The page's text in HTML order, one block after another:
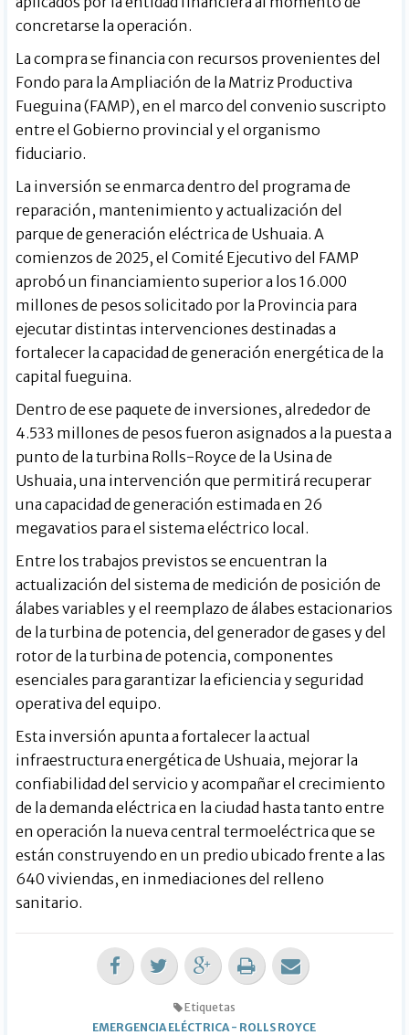
concretarse la operación.
La compra se financia con recursos provenientes del
Fondo para la Ampliación de la Matriz Productiva
Fueguina (FAMP), en el marco del convenio suscripto
entre el Gobierno provincial y el organismo
fiduciario.
La inversión se enmarca dentro del programa de
reparación, mantenimiento y actualización del
parque de generación eléctrica de Ushuaia. A
comienzos de 2025, el Comité Ejecutivo del FAMP
aprobó un financiamiento superior a los 16.000
millones de pesos solicitado por la Provincia para
ejecutar distintas intervenciones destinadas a
fortalecer la capacidad de generación energética de la
capital fueguina.
Dentro de ese paquete de inversiones, alrededor de
4.533 millones de pesos fueron asignados a la puesta a
punto de la turbina Rolls-Royce de la Usina de
Ushuaia, una intervención que permitirá recuperar
una capacidad de generación estimada en 26
megavatios para el sistema eléctrico local.
Entre los trabajos previstos se encuentran la
actualización del sistema de medición de posición de
álabes variables y el reemplazo de álabes estacionarios
de la turbina de potencia, del generador de gases y del
rotor de la turbina de potencia, componentes
esenciales para garantizar la eficiencia y seguridad
operativa del equipo.
Esta inversión apunta a fortalecer la actual
infraestructura energética de Ushuaia, mejorar la
confiabilidad del servicio y acompañar el crecimiento
de la demanda eléctrica en la ciudad hasta tanto entre
en operación la nueva central termoeléctrica que se
están construyendo en un predio ubicado frente a las
640 viviendas, en inmediaciones del relleno
sanitario.
Etiquetas
EMERGENCIA ELÉCTRICA - ROLLS ROYCE